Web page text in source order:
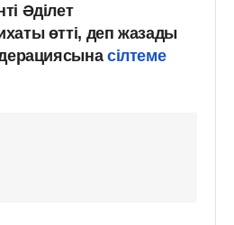
Әділет
өтті, деп жазады
сілтеме